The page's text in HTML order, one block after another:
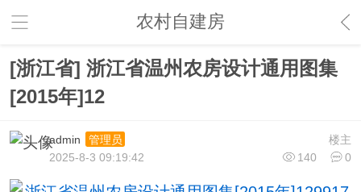
农村自建房
[浙江省] 浙江省温州农房设计通用图集
[2015年]12
楼主
admin
管理员
140
0
2025-8-3 09:19:42